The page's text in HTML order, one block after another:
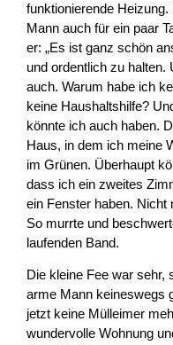
funktionierende
Mann auch für ein paar
er: „Es ist ganz schön
und ordentlich zu halten.
auch. Warum habe ich
keine Haushaltshilfe?
könnte ich auch haben.
Haus, in dem ich meine
im Grünen. Überhaupt
dass ich ein zweites
ein Fenster haben. Nicht
So murrte und
laufenden Band.
Die kleine Fee war sehr,
arme Mann keineswegs
jetzt keine Mülleimer
wundervolle Wohnung